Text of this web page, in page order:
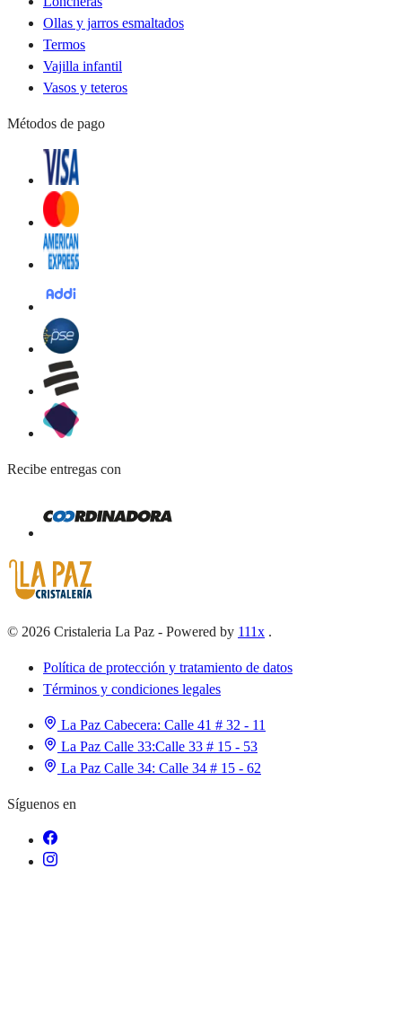
Ollas y jarros esmaltados
Termos
Vajilla infantil
Vasos y teteros
Métodos de pago
Recibe entregas con
© 2026 Cristaleria La Paz - Powered by 111x .
Política de protección y tratamiento de datos
Términos y condiciones legales
La Paz Cabecera: Calle 41 # 32 - 11
La Paz Calle 33:Calle 33 # 15 - 53
La Paz Calle 34: Calle 34 # 15 - 62
Síguenos en